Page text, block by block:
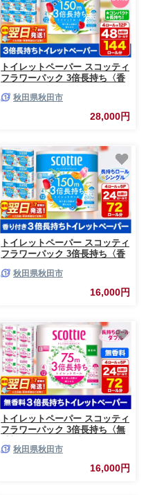
トイレットペーパー スコッティ
フラワーパック 3倍長持ち〈香
ック 日用品 最短翌日発送 [スコ
ッティ フラワーパック トイレ
ットペーパー 日本製紙クレシア
秋田県秋田市
28,000円
トイレットペーパー スコッティ
フラワーパック 3倍長持ち〈香
ク 秋田市オリジナル 最短翌日
発送 [スコッティ フラワーパッ
ク トイレットペーパー 日本製
秋田県秋田市
16,000円
トイレットペーパー スコッティ
フラワーパック 3倍長持ち〈無
秋田市オリジナル 最短翌日発送
[スコッティ フラワーパック ト
イレットペーパー 日本製紙クレ
秋田県秋田市
16,000円